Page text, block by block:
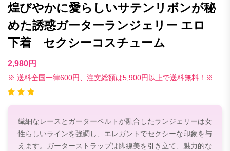
煌びやかに愛らしいサテンリボンが秘
めた誘惑ガーターランジェリー エロ
下着 セクシーコスチューム
2,980円
※ 送料全国一律600円、注文総額は5,900円以上で送料無料！※
繊細なレースとガーターベルトが融合したランジェリーは女
性らしいラインを強調し、エレガントでセクシーな印象を与
えます。ガーターストラップは脚線美を引き立て、魅力的な